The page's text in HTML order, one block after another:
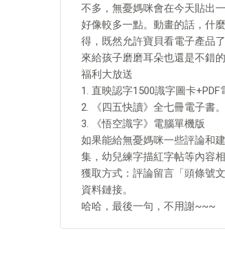
不多，無憂媽咪會在今天貼出
好像較多一點。動畫的話，什
得，既然允許寶貝看電子產品
來給孩子磨磨耳朵也還是不錯
福利大放送
1. 直映認字1500識字圖卡
2. 《四五快讀》全七冊電子書。
3. 《悟空識字》電腦單機版
如果能給無憂媽咪一些評論和
集，幼兒練字描紅字帖等內容
獲取方式：評論留言「頭條號
資料鏈接。
哈哈，最後一句，不用謝~~~